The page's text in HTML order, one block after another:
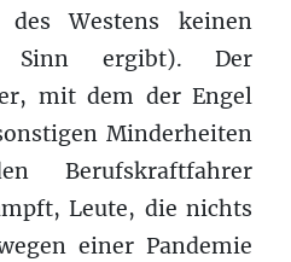
des Westens keinen
Sinn ergibt). Der
mit dem der Engel
Minderheiten
Berufskraftfahrer
Leute, die nichts
einer Pandemie